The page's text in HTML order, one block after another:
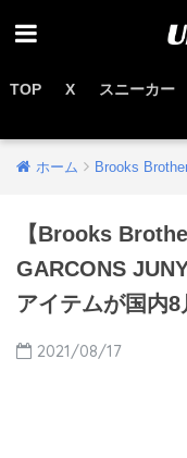
TOP X スニーカー
ホーム Brooks
【Brooks
GARCONS
アイテムが国内
2021/08/17